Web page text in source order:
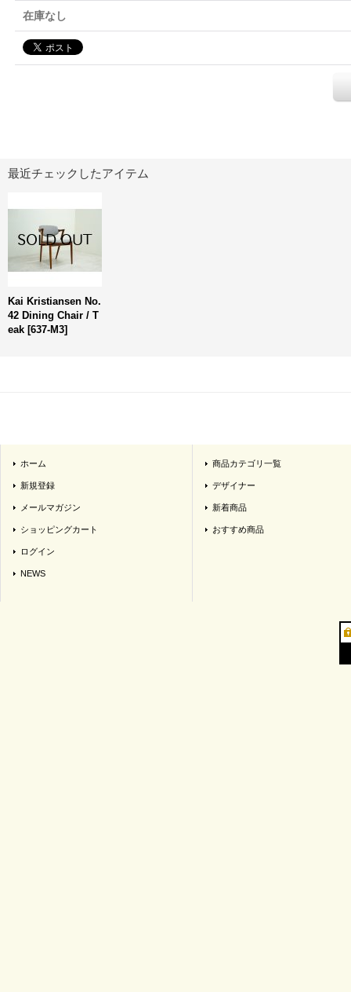
在庫なし
最近チェックしたアイテム
Kai Kristiansen No.
42 Dining Chair / T
eak [637-M3]
ホーム
新規登録
メールマガジン
ショッピングカート
ログイン
NEWS
商品カテゴリ一覧
デザイナー
新着商品
おすすめ商品